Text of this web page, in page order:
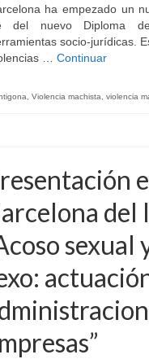
ha empezado un
del nuevo Diploma de
socio-jurídicas.
… Continuar
Violencia machista violencia
del
sexual